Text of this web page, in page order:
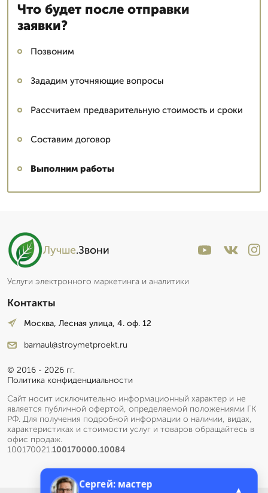
Что будет после отправки
заявки?
Позвоним
Зададим уточняющие вопросы
Рассчитаем предварительную стоимость и сроки
Составим договор
Выполним работы
Лучше.Звони
Услуги электронного маркетинга и аналитики
Контакты
Москва, Лесная улица, 4. оф. 12
barnaul@stroymetproekt.ru
© 2016 - 2026 гг.
Политика конфиденциальности
Сайт носит исключительно информационный характер и не
является публичной офертой, определяемой положениями ГК
РФ. Для получения подробной информации о наличии, видах,
характеристиках и стоимости услуг и товаров обращайтесь в
офис продаж.
100170021.100170000.10084
Сергей: мастер ▲